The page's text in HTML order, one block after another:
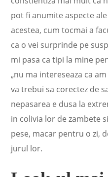
pot fi anumite aspecte
acestea, cum tocmai a
ca o vei surprinde pe
mi pasa ca tipi la mine
„nu ma intereseaza ca
va trebui sa corectez de
nepasarea e dusa la
in colivia lor de zambete
pese, macar pentru o zi,
jurul lor.